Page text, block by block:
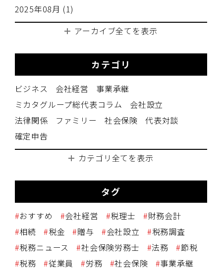
2025年08月 (1)
アーカイブ全てを表示
カテゴリ
ビジネス 会社経営
事業承継
ミカタグループ総代表コラム
会社設立
法律関係
ファミリー 社会保険
代表対談
確定申告
カテゴリ全てを表示
タグ
おすすめ 会社経営 税理士
財務会計
相続
税金 贈与 会社設立
税務調査
税務ニュース
社会保険労務士 法務
節税
税務
従業員 労務 社会保険
事業承継